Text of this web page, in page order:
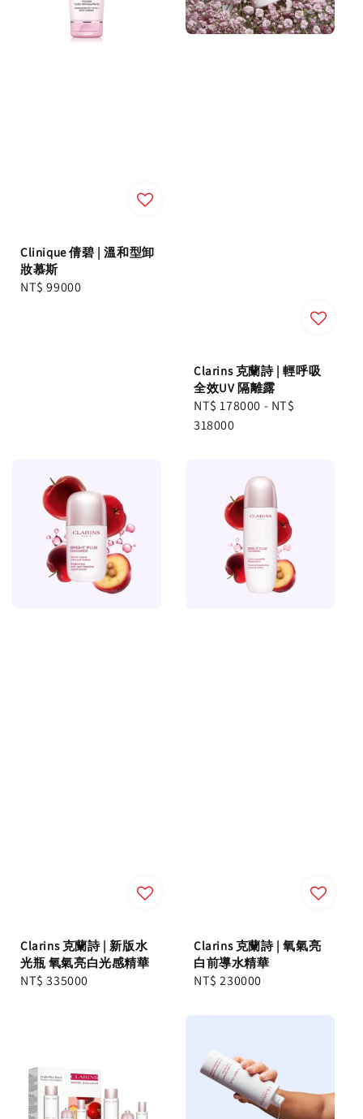
Clinique 倩碧 | 溫和型卸
妝慕斯
Regular
NT$ 99000
Clarins 克蘭詩 | 輕呼吸
全效UV 隔離露
Regular
price
NT$ 178000 - NT$
318000
Clarins 克蘭詩 | 新版水
光瓶 氧氣亮白光感精華
Regular
NT$ 335000
Clarins 克蘭詩 | 氧氣亮
白前導水精華
Regular
NT$ 230000